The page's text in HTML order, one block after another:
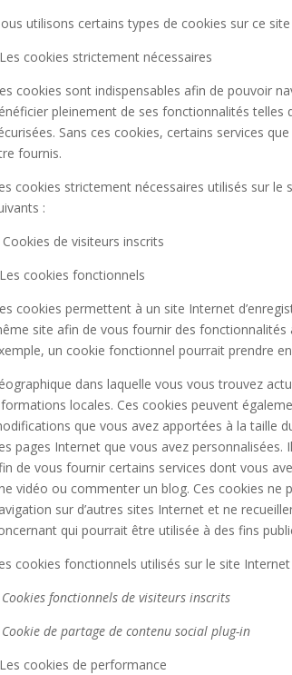
utilisons certains types de cookies sur ce
cookies strictement nécessaires
cookies sont indispensables afin de pouvoir
pleinement de ses fonctionnalités telles
Sans ces cookies, certains services
fournis.
cookies strictement nécessaires utilisés sur le
:
de visiteurs inscrits
cookies fonctionnels
cookies permettent à un site Internet
site afin de vous fournir des fonctionnalités
un cookie fonctionnel pourrait prendre
dans laquelle vous vous trouvez
locales. Ces cookies peuvent
que vous avez apportées à la taille
pages Internet que vous avez personnalisées.
de vous fournir certains services dont vous
vidéo ou commenter un blog. Ces cookies ne
sur d’autres sites Internet et ne
qui pourrait être utilisée à des fins
cookies fonctionnels utilisés sur le site
fonctionnels de visiteurs inscrits
de partage de contenu social plug-in
cookies de performance